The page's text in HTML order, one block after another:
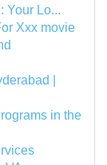
Your Lo...
Xxx movie
|
in the